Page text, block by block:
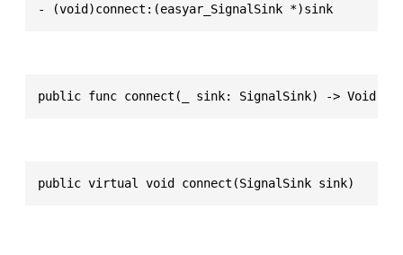
- (void)connect:(easyar_SignalSink *)sink
public func connect(_ sink: SignalSink) -> Void
public virtual void connect(SignalSink sink)